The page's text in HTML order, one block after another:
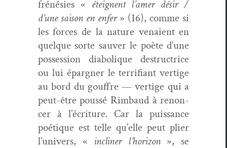
frénésies « éteignent l’amer désir /
d’une sai­son en enfer» (16), comme si
les forces de la nature venaient en
quelque sorte sauver le poète d’une
pos­ses­sion dia­bolique destruc­trice
ou lui épargn­er le ter­ri­fi­ant ver­tige
au bord du gouf­fre — ver­tige qui a
peut-être poussé Rim­baud à renon­
cer à l’écriture. Car la puis­sance
poé­tique est telle qu’elle peut pli­er
l’univers, « inclin­er l’horizon», se